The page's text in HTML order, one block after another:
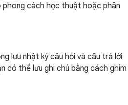
phong cách học thuật hoặc phân
lưu nhật ký câu hỏi và câu trả lời
có thể lưu ghi chú bằng cách ghim